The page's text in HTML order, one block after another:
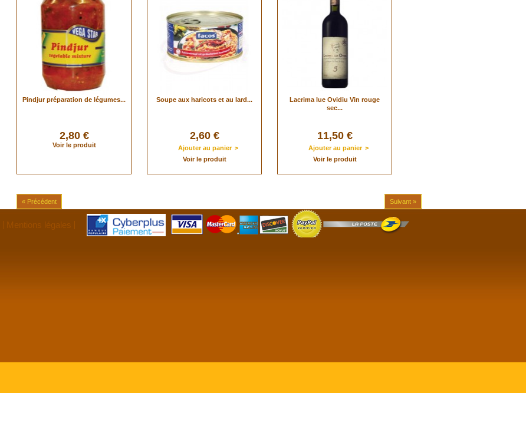
Pindjur préparation de légumes...
2,80 €
Voir le produit
Soupe aux haricots et au lard...
2,60 €
Ajouter au panier >
Voir le produit
Lacrima lue Ovidiu Vin rouge
sec...
11,50 €
Ajouter au panier >
Voir le produit
« Précédent Suivant »
Mentions légales